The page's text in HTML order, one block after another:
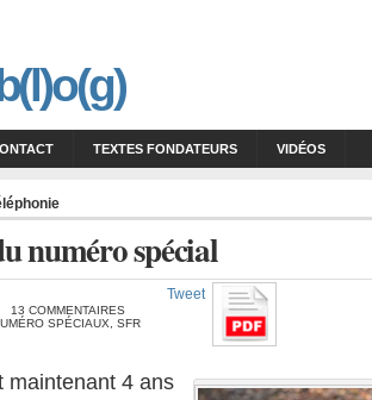
TEXTES FONDATEURS VIDÉOS
numéro spécial
13 COMMENTAIRES
SPÉCIAUX SFR
Tweet
maintenant 4 ans